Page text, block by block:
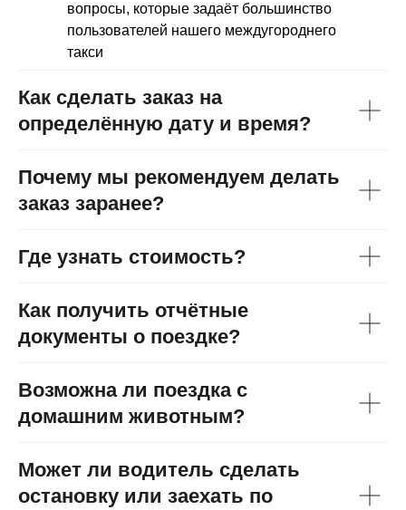
вопросы, которые задаёт большинство
пользователей нашего междугороднего
такси
Как сделать заказ на
определённую дату и время?
Почему мы рекомендуем делать
заказ заранее?
Где узнать стоимость?
Как получить отчётные
документы о поездке?
Возможна ли поездка с
домашним животным?
Может ли водитель сделать
остановку или заехать по